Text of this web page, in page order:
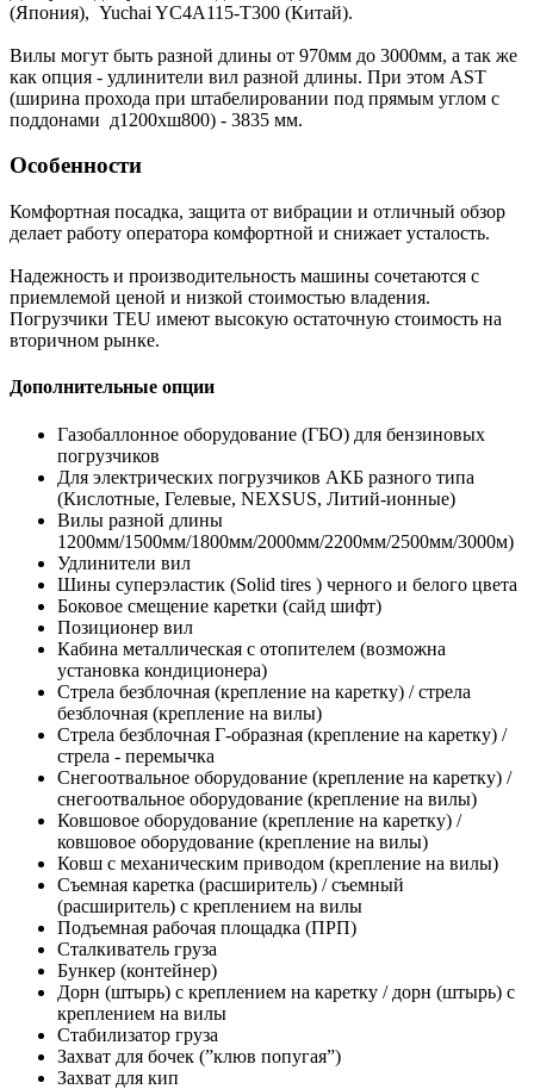
(Япония), Yuchai YC4A115-T300 (Китай).
Вилы могут быть разной длины от 970мм до 3000мм, а так же
как опция - удлинители вил разной длины. При этом AST
(ширина прохода при штабелировании под прямым углом с
поддонами д1200хш800) - 3835 мм.
Особенности
Комфортная посадка, защита от вибрации и отличный обзор
делает работу оператора комфортной и снижает усталость.
Надежность и производительность машины сочетаются с
приемлемой ценой и низкой стоимостью владения.
Погрузчики TEU имеют высокую остаточную стоимость на
вторичном рынке.
Дополнительные опции
Газобаллонное оборудование (ГБО) для бензиновых
погрузчиков
Для электрических погрузчиков АКБ разного типа
(Кислотные, Гелевые, NEXSUS, Литий-ионные)
Вилы разной длины
1200мм/1500мм/1800мм/2000мм/2200мм/2500мм/3000м)
Удлинители вил
Шины суперэластик (Solid tires ) черного и белого цвета
Боковое смещение каретки (сайд шифт)
Позиционер вил
Кабина металлическая с отопителем (возможна
установка кондиционера)
Стрела безблочная (крепление на каретку) / стрела
безблочная (крепление на вилы)
Стрела безблочная Г-образная (крепление на каретку) /
стрела - перемычка
Снегоотвальное оборудование (крепление на каретку) /
снегоотвальное оборудование (крепление на вилы)
Ковшовое оборудование (крепление на каретку) /
ковшовое оборудование (крепление на вилы)
Ковш с механическим приводом (крепление на вилы)
Съемная каретка (расширитель) / съемный
(расширитель) с креплением на вилы
Подъемная рабочая площадка (ПРП)
Сталкиватель груза
Бункер (контейнер)
Дорн (штырь) с креплением на каретку / дорн (штырь) с
креплением на вилы
Стабилизатор груза
Захват для бочек (”клюв попугая”)
Захват для кип